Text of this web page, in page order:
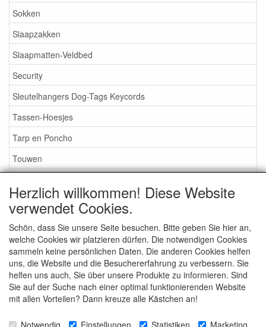
Sokken
Slaapzakken
Slaapmatten-Veldbed
Security
Sleutelhangers Dog-Tags Keycords
Tassen-Hoesjes
Tarp en Poncho
Touwen
Verf
Verhuur
Vlaggen
Verrekijkers Nachtkijker
Zaklampen-Verlichting
Brillen - Zonnebrillen
Herzlich willkommen! Diese Website
verwendet Cookies.
Schön, dass Sie unsere Seite besuchen. Bitte geben Sie hier an,
welche Cookies wir platzieren dürfen. Die notwendigen Cookies
sammeln keine persönlichen Daten. Die anderen Cookies helfen
uns, die Website und die Besuchererfahrung zu verbessern. Sie
helfen uns auch, Sie über unsere Produkte zu informieren. Sind
Sie auf der Suche nach einer optimal funktionierenden Website
mit allen Vorteilen? Dann kreuze alle Kästchen an!
Notwendig Einstellungen Statistiken Marketing